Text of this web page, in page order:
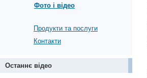
Фото і відео
Продукти та послуги
Контакти
Останнє відео